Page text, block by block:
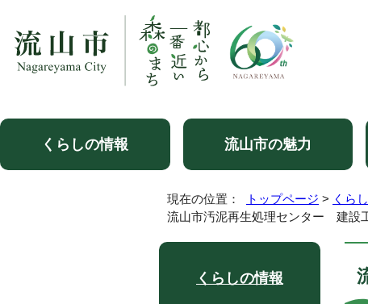
くらしの情報 流山市の魅力
現在の位置： トップページ > くら
流山市汚泥再生処理センター 建設
くらしの情報